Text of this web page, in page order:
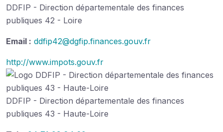
DDFIP - Direction départementale des finances
publiques 42 - Loire
Email : ddfip42@dgfip.finances.gouv.fr
http://www.impots.gouv.fr
DDFIP - Direction départementale des finances
publiques 43 - Haute-Loire